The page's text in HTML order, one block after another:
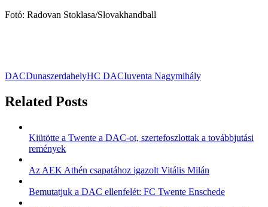
Fotó: Radovan Stoklasa/Slovakhandball
DACDunaszerdahelyHC DACIuventa Nagymihály
Related Posts
Kiütötte a Twente a DAC-ot, szertefoszlottak a továbbjutási
remények
Az AEK Athén csapatához igazolt Vitális Milán
Bemutatjuk a DAC ellenfelét: FC Twente Enschede